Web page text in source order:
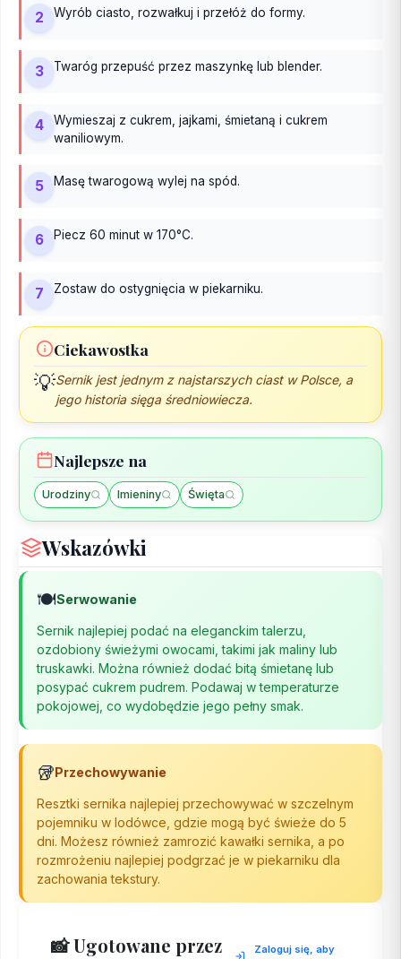
2 Wyrób ciasto, rozwałkuj i przełóż do formy.
3 Twaróg przepuść przez maszynkę lub blender.
4
Wymieszaj z cukrem, jajkami, śmietaną i cukrem
waniliowym.
5 Masę twarogową wylej na spód.
6 Piecz 60 minut w 170°C.
7 Zostaw do ostygnięcia w piekarniku.
Ciekawostka
💡Sernik jest jednym z najstarszych ciast w Polsce, a
jego historia sięga średniowiecza.
Najlepsze na
Urodziny Imieniny Święta
Wskazówki
🍽️Serwowanie
Sernik najlepiej podać na eleganckim talerzu,
ozdobiony świeżymi owocami, takimi jak maliny lub
truskawki. Można również dodać bitą śmietanę lub
posypać cukrem pudrem. Podawaj w temperaturze
pokojowej, co wydobędzie jego pełny smak.
🥡 Przechowywanie
Resztki sernika najlepiej przechowywać w szczelnym
pojemniku w lodówce, gdzie mogą być świeże do 5
dni. Możesz również zamrozić kawałki sernika, a po
rozmrożeniu najlepiej podgrzać je w piekarniku dla
zachowania tekstury.
📸 Ugotowane przez
Zaloguj się, aby